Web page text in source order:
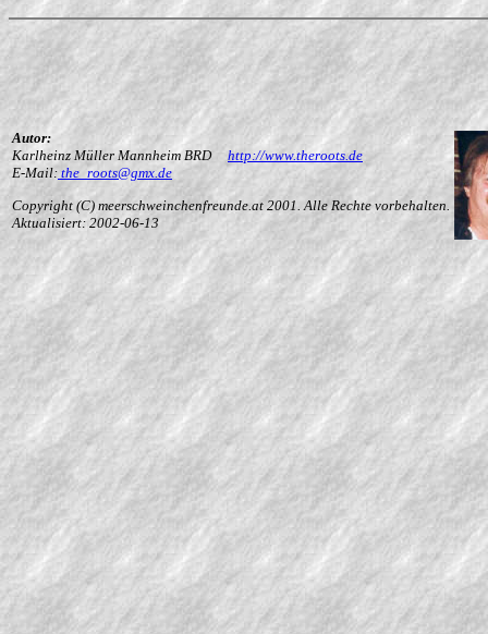
Autor:
Karlheinz Müller Mannheim BRD http://www.theroots.de
E-Mail: the_roots@gmx.de
Copyright (C) meerschweinchenfreunde.at 2001. Alle Rechte vorbehalten.
Aktualisiert: 2002-06-13